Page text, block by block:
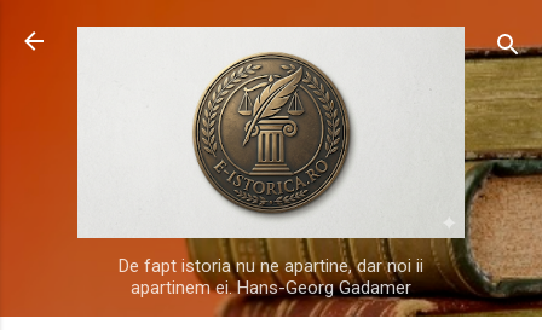
Treceți la conținutul principal
De fapt istoria nu ne apartine, dar noi ii
apartinem ei. Hans-Georg Gadamer